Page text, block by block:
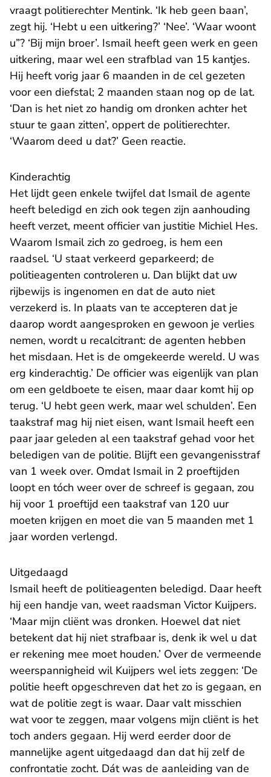
vraagt politierechter Mentink. ‘Ik heb geen baan’,
zegt hij. ‘Hebt u een uitkering?’ ‘Nee’. ‘Waar woont
u”? ‘Bij mijn broer’. Ismail heeft geen werk en geen
uitkering, maar wel een strafblad van 15 kantjes.
Hij heeft vorig jaar 6 maanden in de cel gezeten
voor een diefstal; 2 maanden staan nog op de lat.
‘Dan is het niet zo handig om dronken achter het
stuur te gaan zitten’, oppert de politierechter.
‘Waarom deed u dat?’ Geen reactie.
Kinderachtig
Het lijdt geen enkele twijfel dat Ismail de agente
heeft beledigd en zich ook tegen zijn aanhouding
heeft verzet, meent officier van justitie Michiel Hes.
Waarom Ismail zich zo gedroeg, is hem een
raadsel. ‘U staat verkeerd geparkeerd; de
politieagenten controleren u. Dan blijkt dat uw
rijbewijs is ingenomen en dat de auto niet
verzekerd is. In plaats van te accepteren dat je
daarop wordt aangesproken en gewoon je verlies
nemen, wordt u recalcitrant: de agenten hebben
het misdaan. Het is de omgekeerde wereld. U was
erg kinderachtig.’ De officier was eigenlijk van plan
om een geldboete te eisen, maar daar komt hij op
terug. ‘U hebt geen werk, maar wel schulden’. Een
taakstraf mag hij niet eisen, want Ismail heeft een
paar jaar geleden al een taakstraf gehad voor het
beledigen van de politie. Blijft een gevangenisstraf
van 1 week over. Omdat Ismail in 2 proeftijden
loopt en tóch weer over de schreef is gegaan, zou
hij voor 1 proeftijd een taakstraf van 120 uur
moeten krijgen en moet die van 5 maanden met 1
jaar worden verlengd.
Uitgedaagd
Ismail heeft de politieagenten beledigd. Daar heeft
hij een handje van, weet raadsman Victor Kuijpers.
‘Maar mijn cliënt was dronken. Hoewel dat niet
betekent dat hij niet strafbaar is, denk ik wel u dat
er rekening mee moet houden.’ Over de vermeende
weerspannigheid wil Kuijpers wel iets zeggen: ‘De
politie heeft opgeschreven dat het zo is gegaan, en
wat de politie zegt is waar. Daar valt misschien
wat voor te zeggen, maar volgens mijn cliënt is het
toch anders gegaan. Hij werd eerder door de
mannelijke agent uitgedaagd dan dat hij zelf de
confrontatie zocht. Dát was de aanleiding van de